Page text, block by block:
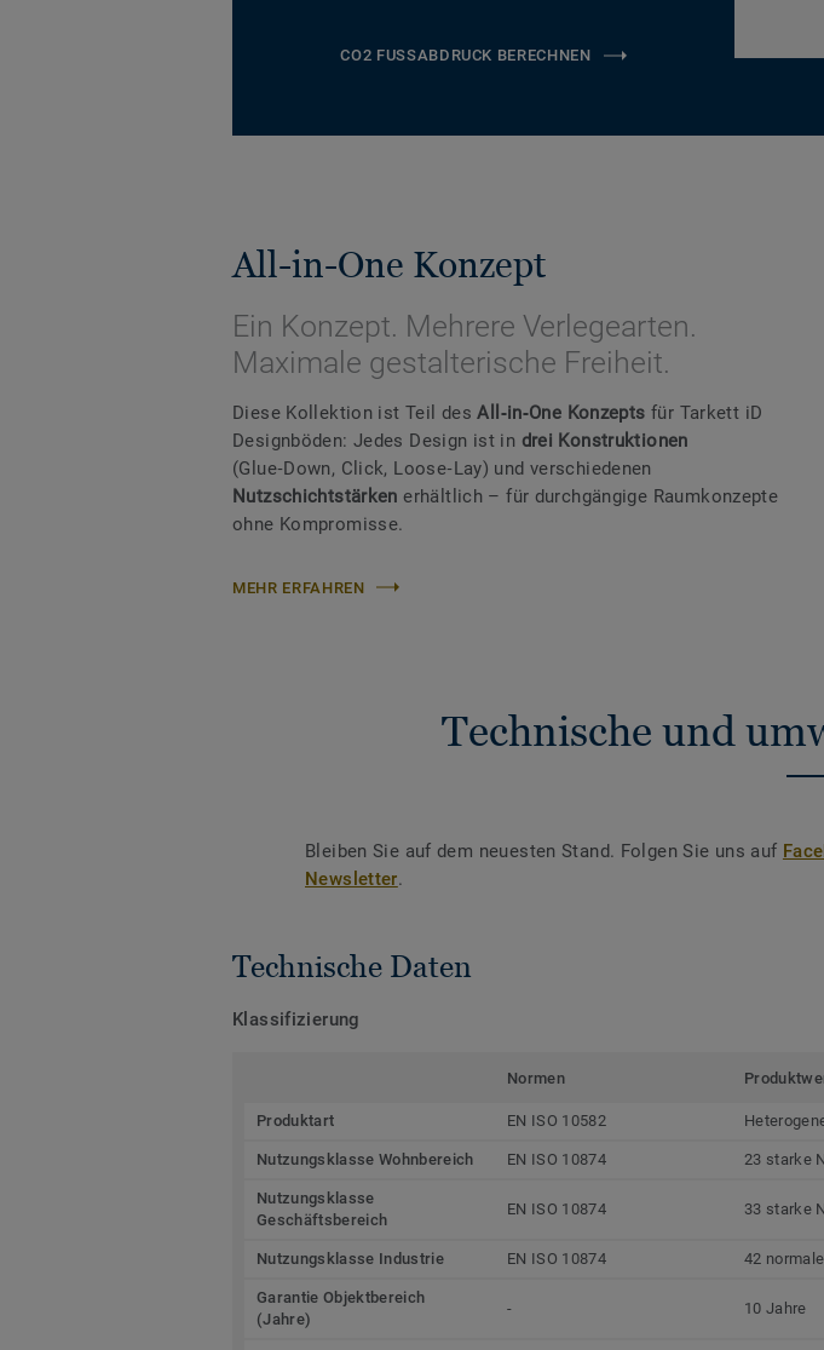
CO2 FUSSABDRUCK BERECHNEN
All-in-One Konzept
Ein Konzept. Mehrere Verlegearten.
Maximale gestalterische Freiheit.
Diese Kollektion ist Teil desAll‑in‑One Konzepts für Tarkett iD
Designböden: Jedes Design ist in drei Konstruktionen
(Glue‑Down, Click, Loose‑Lay) und verschiedenen
Nutzschichtstärken erhältlich – für durchgängige Raumkonzepte
ohne Kompromisse.
MEHR ERFAHREN
Technische und
Bleiben Sie auf dem neuesten Stand. Folgen Sie uns auf
Newsletter.
Technische Daten
Klassifizierung
Normen
Produktart EN ISO 10582
Nutzungsklasse Wohnbereich EN ISO 10874 23 starke
Nutzungsklasse
Geschäftsbereich
EN ISO 10874 33 starke
Nutzungsklasse Industrie EN ISO 10874 42
Garantie Objektbereich
(Jahre)
- 10 Jahre